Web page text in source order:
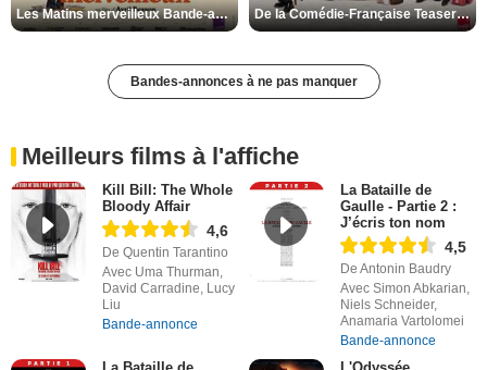
Les Matins merveilleux Bande-annonce VF De la Comédie-Française Teaser VF
Bandes-annonces à ne pas manquer
Meilleurs films à l'affiche
Kill Bill: The Whole
Bloody Affair
4,6
De Quentin Tarantino
Avec Uma Thurman,
David Carradine, Lucy
Liu
Bande-annonce
La Bataille de
Gaulle - Partie 2 :
J’écris ton nom
4,5
De Antonin Baudry
Avec Simon Abkarian,
Niels Schneider,
Anamaria Vartolomei
Bande-annonce